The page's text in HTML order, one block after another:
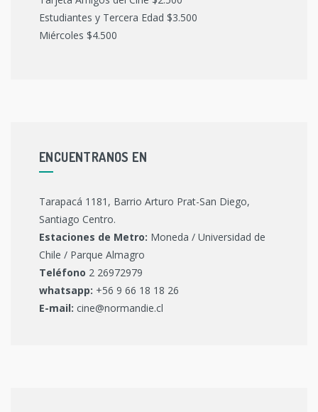
Estudiantes y Tercera Edad $3.500
Miércoles $4.500
ENCUENTRANOS EN
Tarapacá 1181, Barrio Arturo Prat-San Diego,
Santiago Centro.
Estaciones de Metro: Moneda / Universidad de
Chile / Parque Almagro
Teléfono 2 26972979
whatsapp: +56 9 66 18 18 26
E-mail: cine@normandie.cl